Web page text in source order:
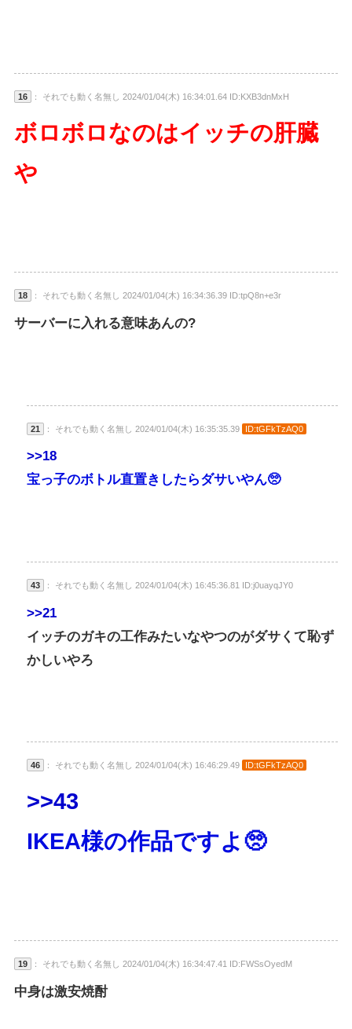
16 ： それでも動く名無し 2024/01/04(木) 16:34:01.64 ID:KXB3dnMxH
ボロボロなのはイッチの肝臓
や
18 ： それでも動く名無し 2024/01/04(木) 16:34:36.39 ID:tpQ8n+e3r
サーバーに入れる意味あんの?
21 ： それでも動く名無し 2024/01/04(木) 16:35:35.39 ID:tGFkTzAQ0
>>18
宝っ子のボトル直置きしたらダサいやん🥺
43 ： それでも動く名無し 2024/01/04(木) 16:45:36.81 ID:j0uayqJY0
>>21
イッチのガキの工作みたいなやつのがダサくて恥ず
かしいやろ
46 ： それでも動く名無し 2024/01/04(木) 16:46:29.49 ID:tGFkTzAQ0
>>43
IKEA様の作品ですよ🥺
19 ： それでも動く名無し 2024/01/04(木) 16:34:47.41 ID:FWSsOyedM
中身は激安焼酎